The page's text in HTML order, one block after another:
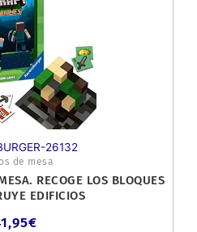
26132
de mesa
RECOGE LOS BLOQUES
EDIFICIOS
€